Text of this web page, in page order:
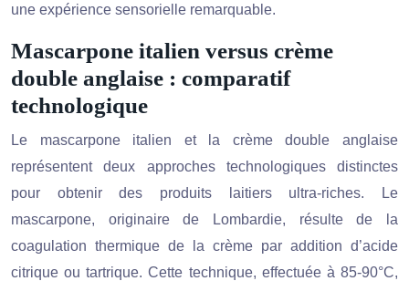
une expérience sensorielle remarquable.
Mascarpone italien versus crème
double anglaise : comparatif
technologique
Le mascarpone italien et la crème double anglaise
représentent deux approches technologiques distinctes
pour obtenir des produits laitiers ultra-riches. Le
mascarpone, originaire de Lombardie, résulte de la
coagulation thermique de la crème par addition d’acide
citrique ou tartrique. Cette technique, effectuée à 85-90°C,